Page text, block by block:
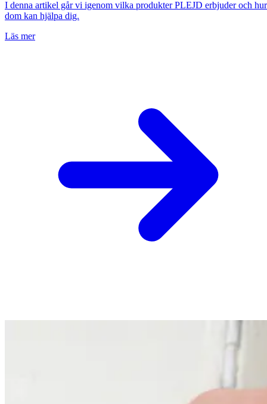
I denna artikel går vi igenom vilka produkter PLEJD erbjuder och hur
dom kan hjälpa dig.
Läs mer